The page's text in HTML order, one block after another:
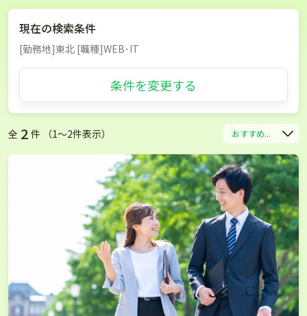
現在の検索条件
[勤務地]東北 [職種]WEB･IT
条件を変更する
全 2 件 （1〜2件表示） おすすめ...